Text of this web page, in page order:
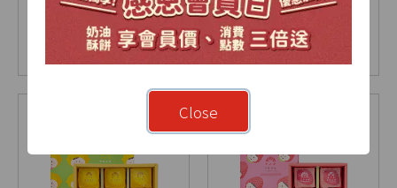
【2026中秋限定】暖
月-雙層A禮盒
18入(盒)
NT$ 1030
烏豆沙蛋黃酥禮盒
9入(盒)
NT$ 675 NT$ 630
Close